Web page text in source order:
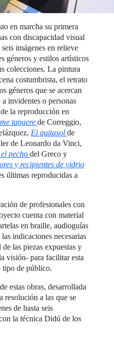
en marcha su primera
con discapacidad visual
imágenes en relieve
géneros y estilos artísticos
colecciones. La pintura
costumbrista, el retrato
géneros que se acercan
invidentes o personas
la reproducción en
tangerede Correggio,
El quitasol de
de Leonardo da Vinci,
el pechodel Greco y
y recipientes de vidrio
últimas reproducidas a
de profesionales con
cuenta con material
en braille, audioguías
indicaciones necesarias
las piezas expuestas y
visión- para facilitar esta
tipo de público.
estas obras, desarrollada
resolución a las que se
de hasta seis
la técnica Didú de los